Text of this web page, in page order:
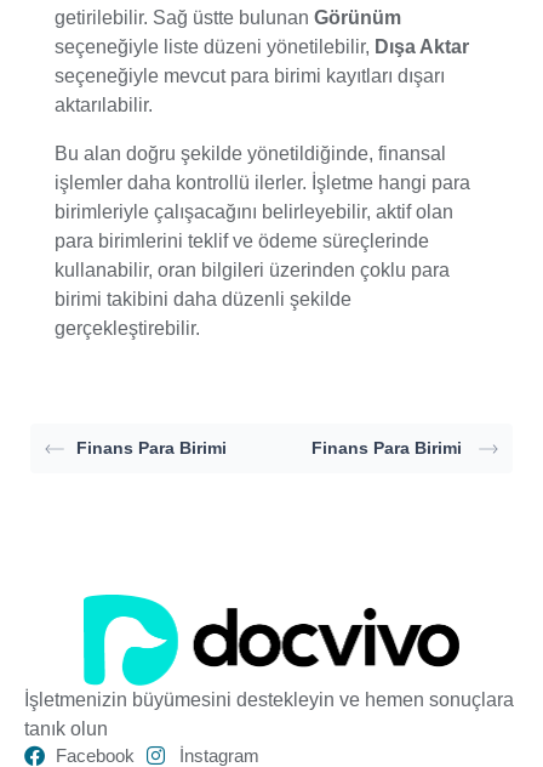
getirilebilir. Sağ üstte bulunan Görünüm
seçeneğiyle liste düzeni yönetilebilir, Dışa Aktar
seçeneğiyle mevcut para birimi kayıtları dışarı
aktarılabilir.
Bu alan doğru şekilde yönetildiğinde, finansal
işlemler daha kontrollü ilerler. İşletme hangi para
birimleriyle çalışacağını belirleyebilir, aktif olan
para birimlerini teklif ve ödeme süreçlerinde
kullanabilir, oran bilgileri üzerinden çoklu para
birimi takibini daha düzenli şekilde
gerçekleştirebilir.
Finans Para Birimi Finans Para Birimi
İşletmenizin büyümesini destekleyin ve hemen sonuçlara
tanık olun
Facebook
İnstagram